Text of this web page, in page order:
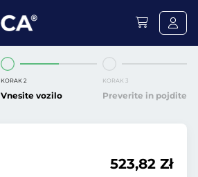
KORAK 2
Vnesite vozilo
KORAK 3
Preverite in pojdite
523,82 Zł